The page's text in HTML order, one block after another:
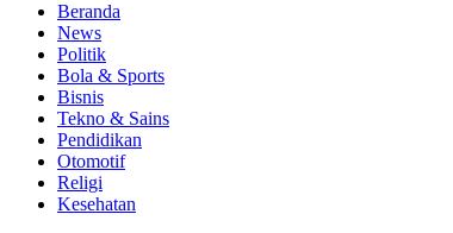
Beranda
News
Politik
Bola & Sports
Bisnis
Tekno & Sains
Pendidikan
Otomotif
Religi
Kesehatan